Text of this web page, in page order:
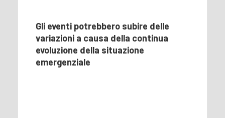
Gli eventi potrebbero subire delle
variazioni a causa della continua
evoluzione della situazione
emergenziale